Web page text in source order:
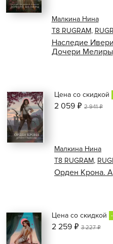
Наследие
Дочери Мелиры
Малкина Нина
Т8 RUGRAM,
Орден Крона.
Малкина Нина
Т8 RUGRAM,
Цена со скидкой
2 059 ₽ 2 941 ₽
Цена со скидкой
2 259 ₽3 227 ₽